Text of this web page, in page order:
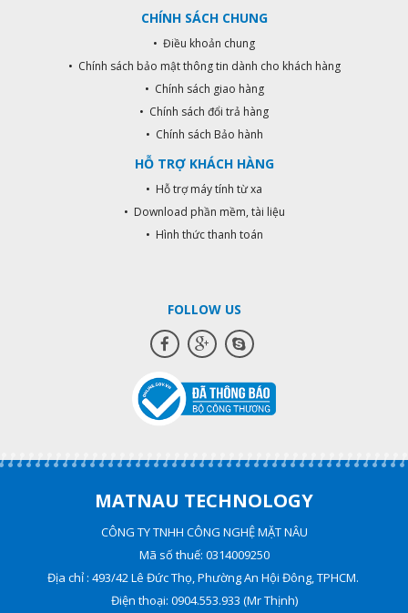
CHÍNH SÁCH CHUNG
• Điều khoản chung
• Chính sách bảo mật thông tin dành cho khách hàng
• Chính sách giao hàng
• Chính sách đổi trả hàng
• Chính sách Bảo hành
HỖ TRỢ KHÁCH HÀNG
• Hỗ trợ máy tính từ xa
• Download phần mềm, tài liệu
• Hình thức thanh toán
FOLLOW US
MATNAU TECHNOLOGY
CÔNG TY TNHH CÔNG NGHỆ MẶT NÂU
Mã số thuế: 0314009250
Địa chỉ : 493/42 Lê Đức Thọ, Phường An Hội Đông, TPHCM.
Điện thoại: 0904.553.933 (Mr Thịnh)